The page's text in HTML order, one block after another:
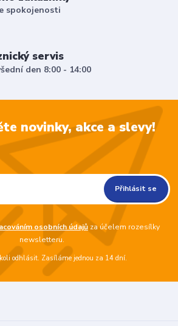
spokojenosti
servis
den 8:00 - 14:00
novinky, akce a slevy!
Přihlásit se
osobních údajůza účelem rozesílky
newsletteru.
odhlásit. Zasíláme jednou za 14 dní.